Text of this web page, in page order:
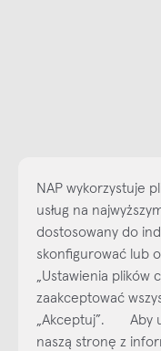
Najlepsze inspiracje i
dzisiaj do naszego
NAP wykorzystuje
usług na
dostosowany do
skonfigurować lub
„Ustawienia plików
zaakceptować
„Akceptuj”. Aby
naszą stronę z